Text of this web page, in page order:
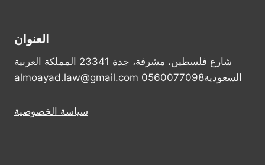
العنوان
شارع فلسطين، مشرفة، جدة 23341 المملكة العربية
السعودية0560077098 almoayad.law@gmail.com
سياسة الخصوصية